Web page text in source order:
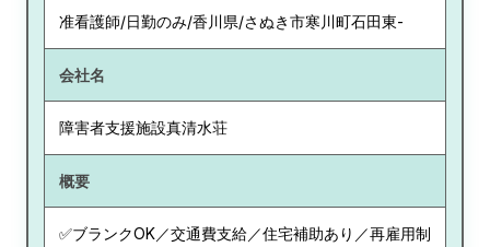
准看護師/日勤のみ/香川県/さぬき市寒川町石田東-
会社名
障害者支援施設真清水荘
概要
✅ブランクOK／交通費支給／住宅補助あり／再雇用制